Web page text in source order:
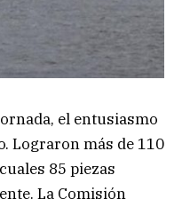
el entusiasmo
Lograron más de 110
85 piezas
La Comisión